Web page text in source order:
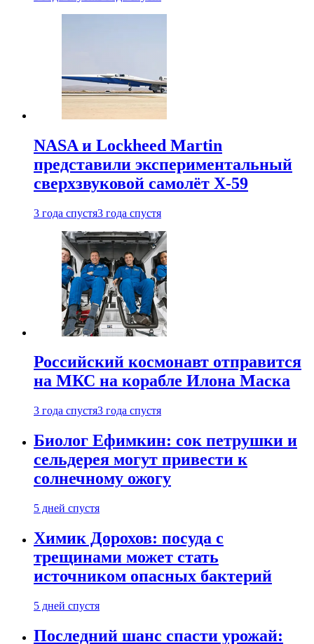
NASA и Lockheed Martin
представили экспериментальный
сверхзвуковой самолёт X-59
3 года спустя3 года спустя
Российский космонавт отправится
на МКС на корабле Илона Маска
3 года спустя3 года спустя
Биолог Ефимкин: сок петрушки и
сельдерея могут привести к
солнечному ожогу
5 дней спустя
Химик Дорохов: посуда с
трещинами может стать
источником опасных бактерий
5 дней спустя
Последний шанс спасти урожай: